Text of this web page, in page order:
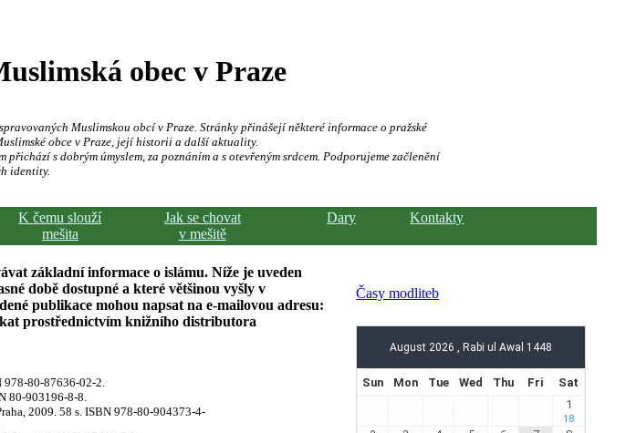
obec v Praze
Muslimskou obcí v Praze. Stránky přinášejí některé informace o pražské
obce v Praze, její historii a další aktuality.
přichází s dobrým úmyslem, za poznáním a s otevřeným srdcem. Podporujeme začlenění
identity.
K čemu slouží
mešita
Jak se chovat
v mešitě
Dary Kontakty
základní informace o islámu. Níže je uveden
době dostupné a které většinou vyšly v
publikace mohou napsat na e-mailovou adresu:
prostřednictvím knižního distributora
978-80-87636-02-2.
80-903196-8-8.
2009. 58 s. ISBN 978-80-904373-4-
Časy modliteb